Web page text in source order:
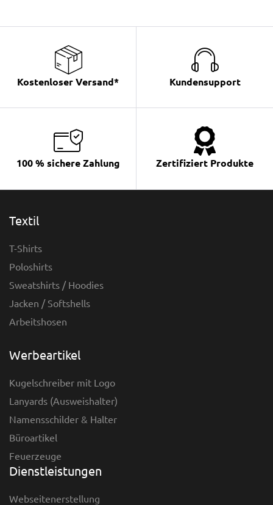
Kostenloser Versand* Kundensupport
100 % sichere Zahlung Zertifiziert Produkte
Textil
T-Shirts
Poloshirts
Sweatshirts / Hoodies
Jacken / Softshells
Arbeitshosen
Werbeartikel
Kugelschreiber mit Logo
Lanyards (Ausweishalter)
Namensschilder & Halter
Büroartikel
Feuerzeuge
Dienstleistungen
Webseitenerstellung